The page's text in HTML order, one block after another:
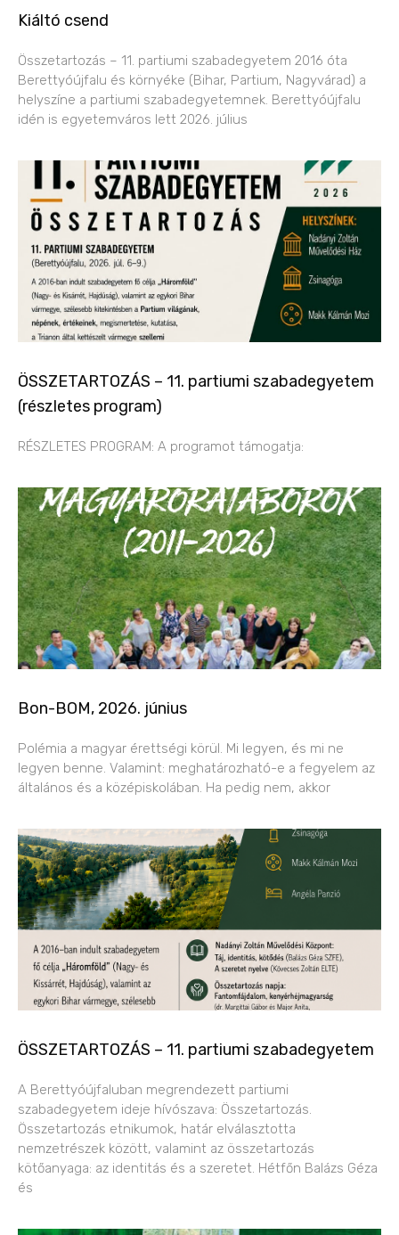
Kiáltó csend
Összetartozás – 11. partiumi szabadegyetem 2016 óta
Berettyóújfalu és környéke (Bihar, Partium, Nagyvárad) a
helyszíne a partiumi szabadegyetemnek. Berettyóújfalu
idén is egyetemváros lett 2026. július
ÖSSZETARTOZÁS – 11. partiumi szabadegyetem
(részletes program)
RÉSZLETES PROGRAM: A programot támogatja:
Bon-BOM, 2026. június
Polémia a magyar érettségi körül. Mi legyen, és mi ne
legyen benne. Valamint: meghatározható-e a fegyelem az
általános és a középiskolában. Ha pedig nem, akkor
ÖSSZETARTOZÁS – 11. partiumi szabadegyetem
A Berettyóújfaluban megrendezett partiumi
szabadegyetem ideje hívószava: Összetartozás.
Összetartozás etnikumok, határ elválasztotta
nemzetrészek között, valamint az összetartozás
kötőanyaga: az identitás és a szeretet. Hétfőn Balázs Géza
és